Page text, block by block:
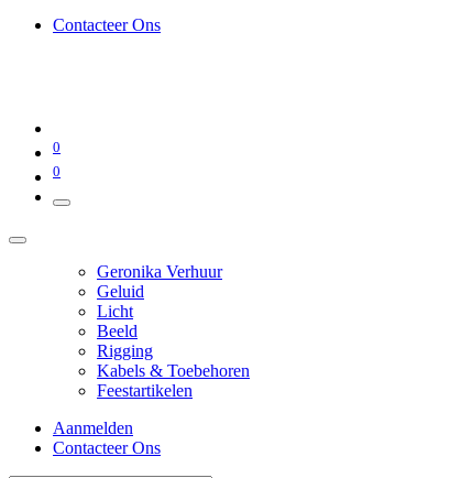
Contacteer Ons
0
0
Geronika Verhuur
Geluid
Licht
Beeld
Rigging
Kabels & Toebehoren
Feestartikelen
Aanmelden
Contacteer Ons